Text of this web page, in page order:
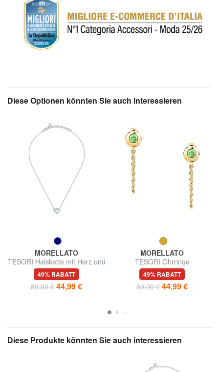
Diese Optionen könnten Sie auch interessieren
MORELLATO
TESORI Halskette mit Herz und
Zirkonen
49% RABATT
89,00 € 44,99 €
MORELLATO
TESORI Ohrringe
49% RABATT
89,00 € 44,99 €
Diese Produkte könnten Sie auch interessieren